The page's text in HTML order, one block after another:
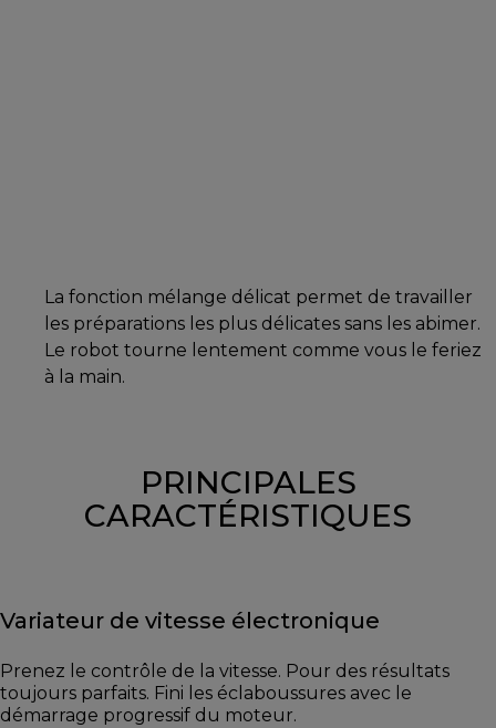
La fonction mélange délicat permet de travailler
les préparations les plus délicates sans les abimer.
Le robot tourne lentement comme vous le feriez
à la main.
PRINCIPALES
CARACTÉRISTIQUES
Variateur de vitesse électronique
Prenez le contrôle de la vitesse. Pour des résultats
toujours parfaits. Fini les éclaboussures avec le
démarrage progressif du moteur.